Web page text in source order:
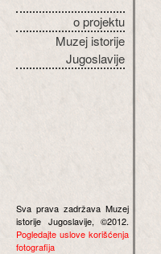
o projektu
Muzej istorije
Jugoslavije
Sva prava zadržava Muzej
istorije Jugoslavije, ©2012.
Pogledajte uslove korišćenja
fotografija